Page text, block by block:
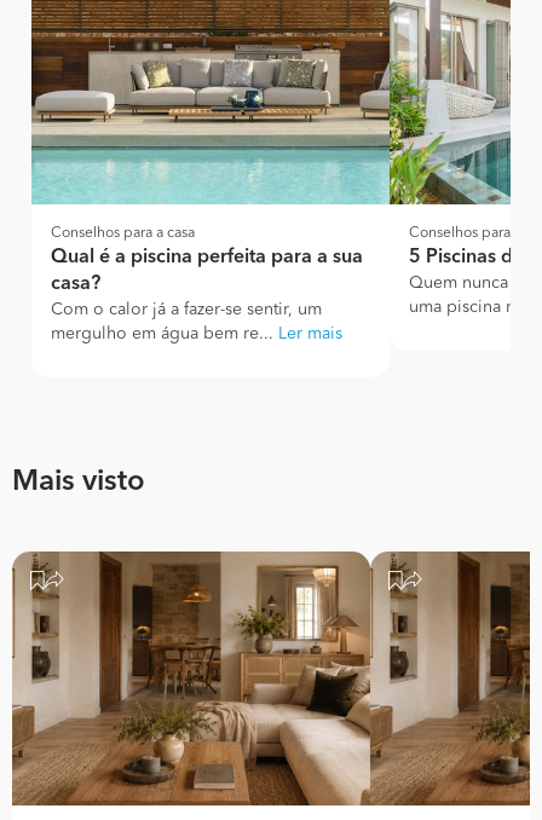
Conselhos para a casa
Qual é a piscina perfeita para a sua
casa?
Com o calor já a fazer-se sentir, um
mergulho em água bem re... Ler mais
Conselhos para a
5 Piscinas de
Quem nunca
uma piscina
Mais visto